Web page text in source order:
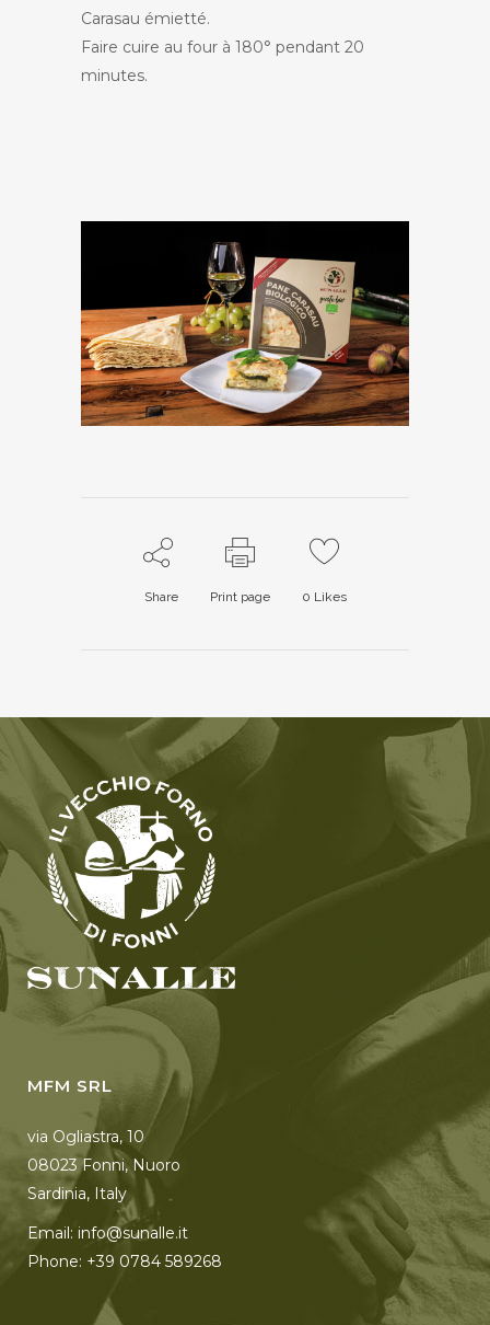
Carasau émietté.
Faire cuire au four à 180° pendant 20
minutes.
Share Print page 0 Likes
MFM SRL
via Ogliastra, 10
08023 Fonni, Nuoro
Sardinia, Italy
Email: info@sunalle.it
Phone: +39 0784 589268